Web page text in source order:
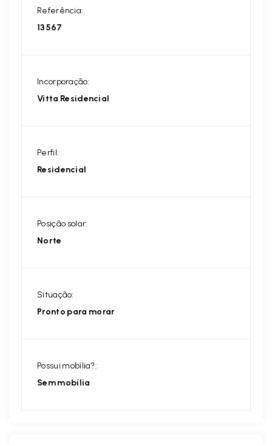
Referência:
13567
Incorporação:
Vitta Residencial
Perfil:
Residencial
Posição solar:
Norte
Situação:
Pronto para morar
Possui mobília?:
Sem mobília